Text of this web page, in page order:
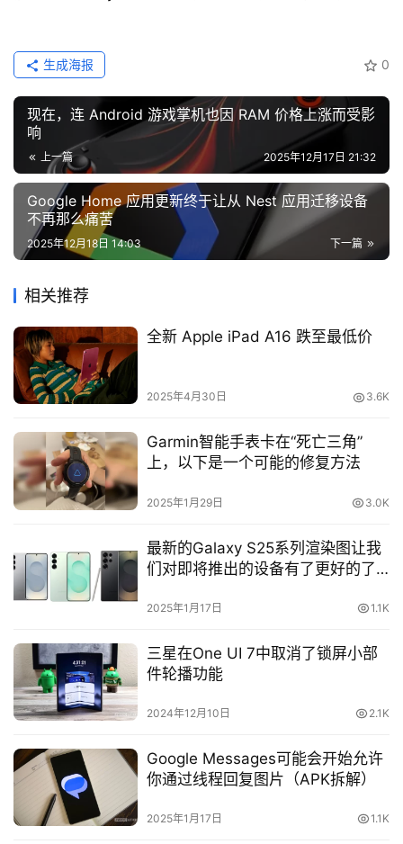
0
生成海报
现在，连 Android 游戏掌机也因 RAM 价格上涨而受影
响
上一篇 2025年12月17日 21:32
Google Home 应用更新终于让从 Nest 应用迁移设备
不再那么痛苦
下一篇
2025年12月18日 14:03
相关推荐
全新 Apple iPad A16 跌至最低价
2025年4月30日 3.6K
Garmin智能手表卡在“死亡三角”
上，以下是一个可能的修复方法
2025年1月29日 3.0K
最新的Galaxy S25系列渲染图让我
们对即将推出的设备有了更好的了
2025年1月17日 1.1K
三星在One UI 7中取消了锁屏小部
件轮播功能
2024年12月10日 2.1K
Google Messages可能会开始允许
你通过线程回复图片（APK拆解）
2025年1月17日 1.1K